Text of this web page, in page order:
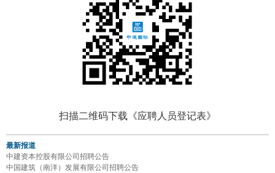
扫描二维码下载《应聘人员登记表》
最新报道
中建资本控股有限公司招聘公告
中国建筑（南洋）发展有限公司招聘公告